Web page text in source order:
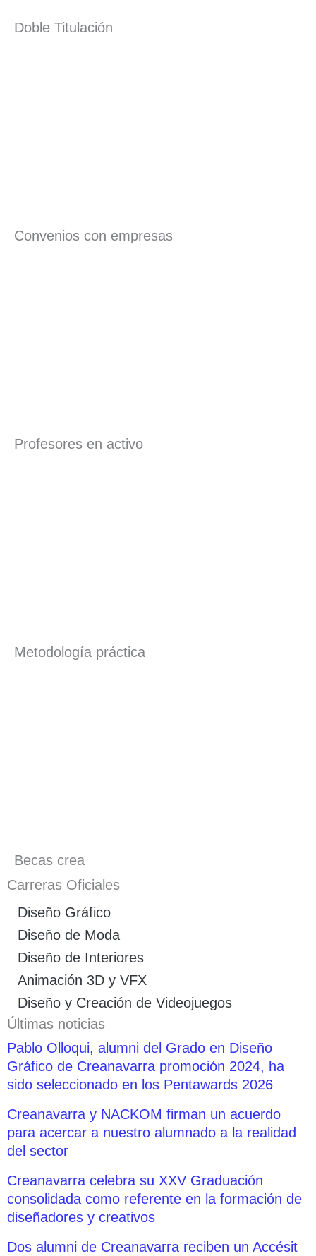
Doble Titulación
Convenios con empresas
Profesores en activo
Metodología práctica
Becas crea
Carreras Oficiales
Diseño Gráfico
Diseño de Moda
Diseño de Interiores
Animación 3D y VFX
Diseño y Creación de Videojuegos
Últimas noticias
Pablo Olloqui, alumni del Grado en Diseño
Gráfico de Creanavarra promoción 2024, ha
sido seleccionado en los Pentawards 2026
Creanavarra y NACKOM firman un acuerdo
para acercar a nuestro alumnado a la realidad
del sector
Creanavarra celebra su XXV Graduación
consolidada como referente en la formación de
diseñadores y creativos
Dos alumni de Creanavarra reciben un Accésit